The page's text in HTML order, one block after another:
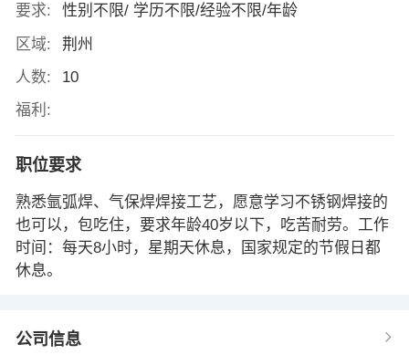
要求:
性别不限/ 学历不限/经验不限/年龄
区域:
荆州
人数:
10
福利:
职位要求
熟悉氩弧焊、气保焊焊接工艺，愿意学习不锈钢焊接的
也可以，包吃住，要求年龄40岁以下，吃苦耐劳。工作
时间：每天8小时，星期天休息，国家规定的节假日都
休息。
公司信息